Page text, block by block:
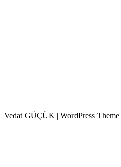
Vedat GÜÇÜK | WordPress Theme